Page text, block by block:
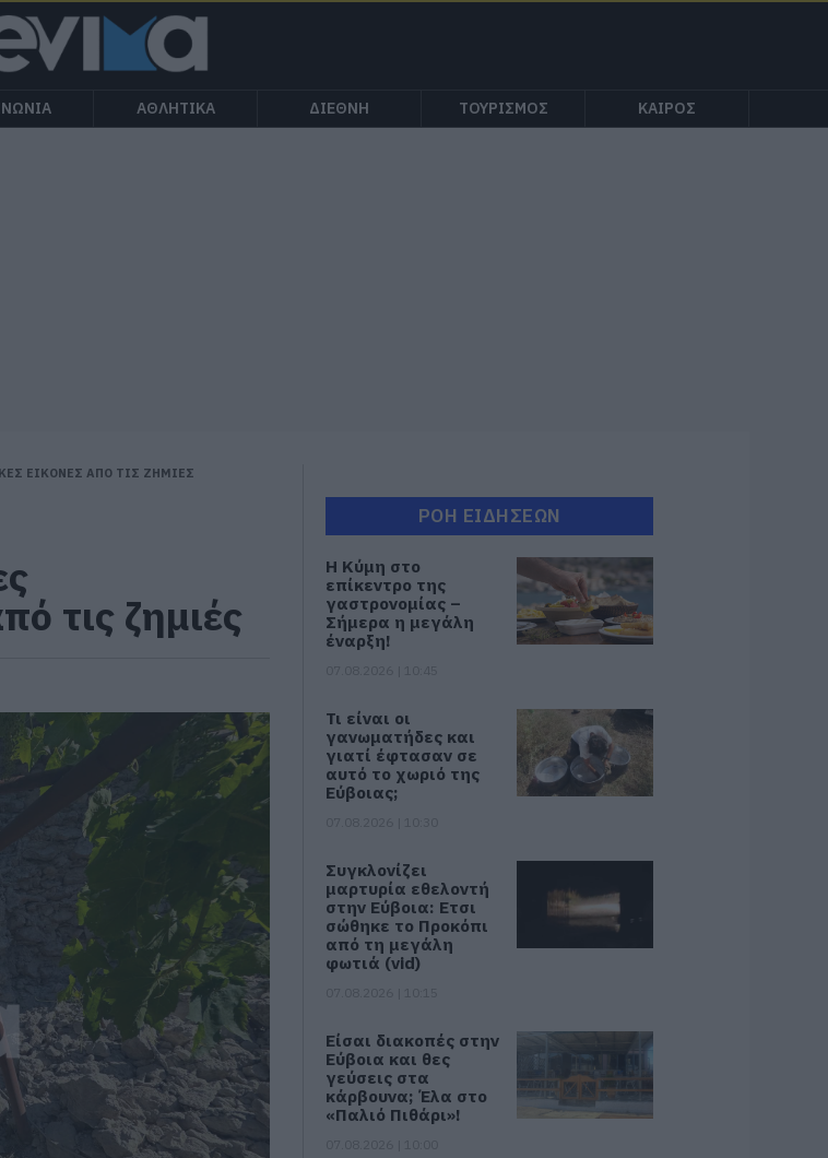
ΑΘΛΗΤΙΚΑ ΔΙΕΘΝΗ ΤΟΥΡΙΣΜΟΣ ΚΑΙΡΟΣ
ΕΙΚΟΝΕΣ ΑΠΟ ΤΙΣ ΖΗΜΙΕΣ
τις ζημιές
ΡΟΗ ΕΙΔΗΣΕΩΝ
Η Κύμη στο
επίκεντρο της
γαστρονομίας –
Σήμερα η μεγάλη
έναρξη!
Τι είναι οι
γανωματήδες και
γιατί έφτασαν σε
αυτό το χωριό της
Εύβοιας;
Συγκλονίζει
μαρτυρία εθελοντή
στην Εύβοια: Ετσι
σώθηκε το Προκόπι
από τη μεγάλη
φωτιά (vid)
Είσαι διακοπές στην
Εύβοια και θες
γεύσεις στα
κάρβουνα; Έλα στο
«Παλιό Πιθάρι»!